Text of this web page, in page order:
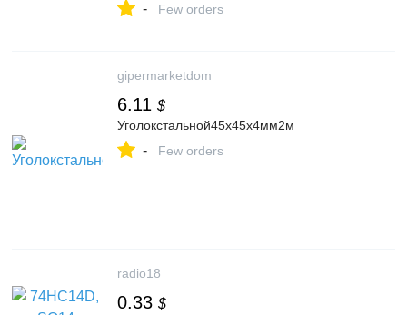
- Few orders
gipermarketdom
6.11 $
Уголокстальной45х45х4мм2м
- Few orders
radio18
0.33 $